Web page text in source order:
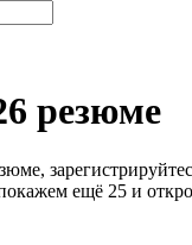
резюме
ещё 25 и